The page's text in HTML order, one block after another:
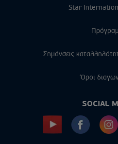
Star
Σημάνσεις
Όροι
SOCIAL